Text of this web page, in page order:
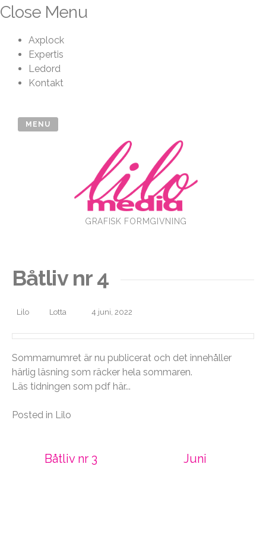
Skip
to
content
Close Menu
Axplock
Expertis
Ledord
Kontakt
GRAFISK FORMGIVNING
MENU
Båtliv nr 4
Lilo Lotta 4 juni, 2022
Sommarnumret är nu publicerat och det innehåller
härlig läsning som räcker hela sommaren.
Läs tidningen som pdf här...
Posted in Lilo
PostBåtliv nr 3 Juni